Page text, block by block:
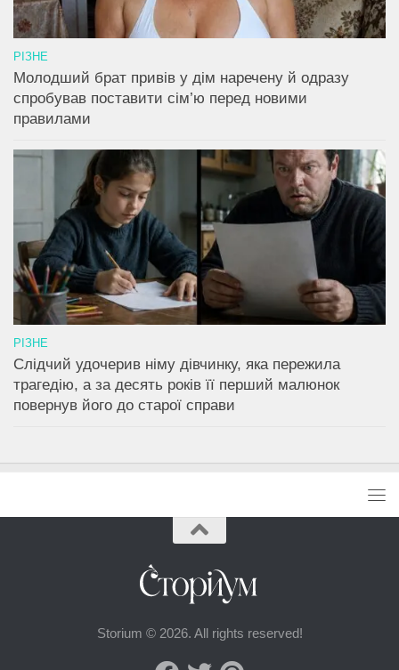
РІЗНЕ
Молодший брат привів у дім наречену й одразу
спробував поставити сім’ю перед новими
правилами
РІЗНЕ
Слідчий удочерив німу дівчинку, яка пережила
трагедію, а за десять років її перший малюнок
повернув його до старої справи
Storium © 2026. All rights reserved!